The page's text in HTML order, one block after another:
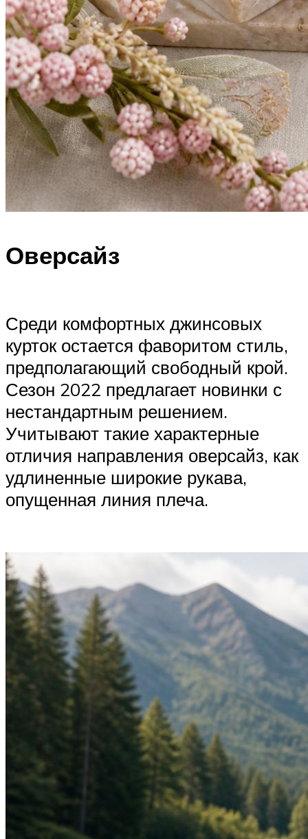
Оверсайз
Среди комфортных джинсовых
курток остается фаворитом стиль,
предполагающий свободный крой.
Сезон 2022 предлагает новинки с
нестандартным решением.
Учитывают такие характерные
отличия направления оверсайз, как
удлиненные широкие рукава,
опущенная линия плеча.